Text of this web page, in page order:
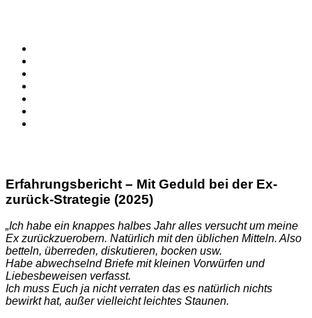
Erfahrungsbericht – Mit Geduld bei der Ex-
zurück-Strategie (2025)
„Ich habe ein knappes halbes Jahr alles versucht um meine
Ex zurückzuerobern. Natürlich mit den üblichen Mitteln. Also
betteln, überreden, diskutieren, bocken usw.
Habe abwechselnd Briefe mit kleinen Vorwürfen und
Liebesbeweisen verfasst.
Ich muss Euch ja nicht verraten das es natürlich nichts
bewirkt hat, außer vielleicht leichtes Staunen.